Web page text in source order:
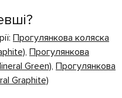
Прогулянкова коляска
, Прогулянкова
Green), Прогулянкова
Graphite)